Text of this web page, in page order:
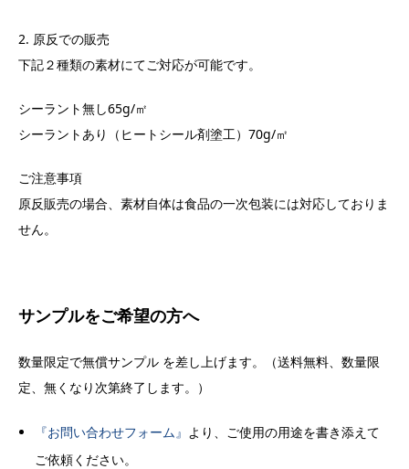
2. 原反での販売
下記２種類の素材にてご対応が可能です。
シーラント無し65g/㎡
シーラントあり（ヒートシール剤塗工）70g/㎡
ご注意事項
原反販売の場合、素材自体は食品の一次包装には対応しておりま
せん。
サンプルをご希望の方へ
数量限定で無償サンプル を差し上げます。（送料無料、数量限
定、無くなり次第終了します。）
『お問い合わせフォーム』 より、ご使用の用途を書き添えて
ご依頼ください。